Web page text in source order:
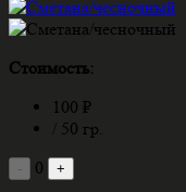
Стоимость:
100 ₽
/ 50 гр.
- 0 +